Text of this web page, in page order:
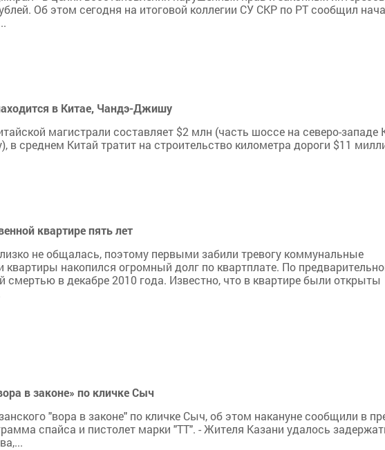
Об этом сегодня на итоговой коллегии СУ СКР по РТ сообщил
в Китае, Чандэ-Джишу
магистрали составляет $2 млн (часть шоссе на северо-
среднем Китай тратит на строительство километра дороги $11
квартире пять лет
не общалась, поэтому первыми забили тревогу коммунальные
квартиры накопился огромный долг по квартплате. По
смертью в декабре 2010 года. Известно, что в квартире были открыты
в законе» по кличке Сыч
"вора в законе" по кличке Сыч, об этом накануне сообщили в
спайса и пистолет марки "ТТ". - Жителя Казани удалось